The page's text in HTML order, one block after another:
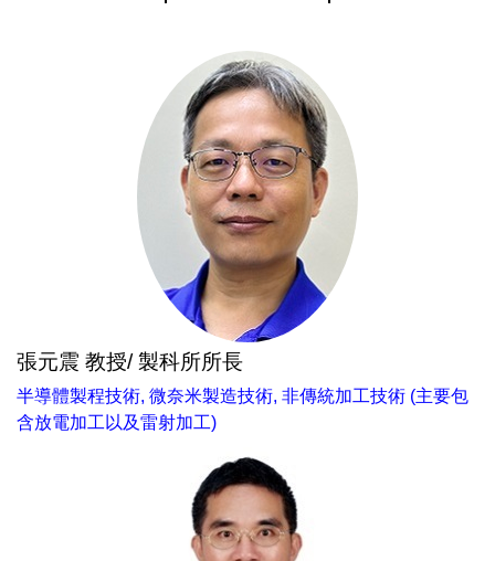
張元震 教授/ 製科所所長
半導體製程技術, 微奈米製造技術, 非傳統加工技術 (主要包
含放電加工以及雷射加工)